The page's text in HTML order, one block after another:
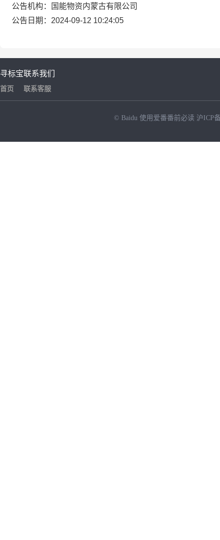
公告机构：国能物资内蒙古有限公司
公告日期：2024-09-12 10:24:05
寻标宝
首页
联系我们
联系客服
© Baidu 使用爱番番前必读 沪ICP